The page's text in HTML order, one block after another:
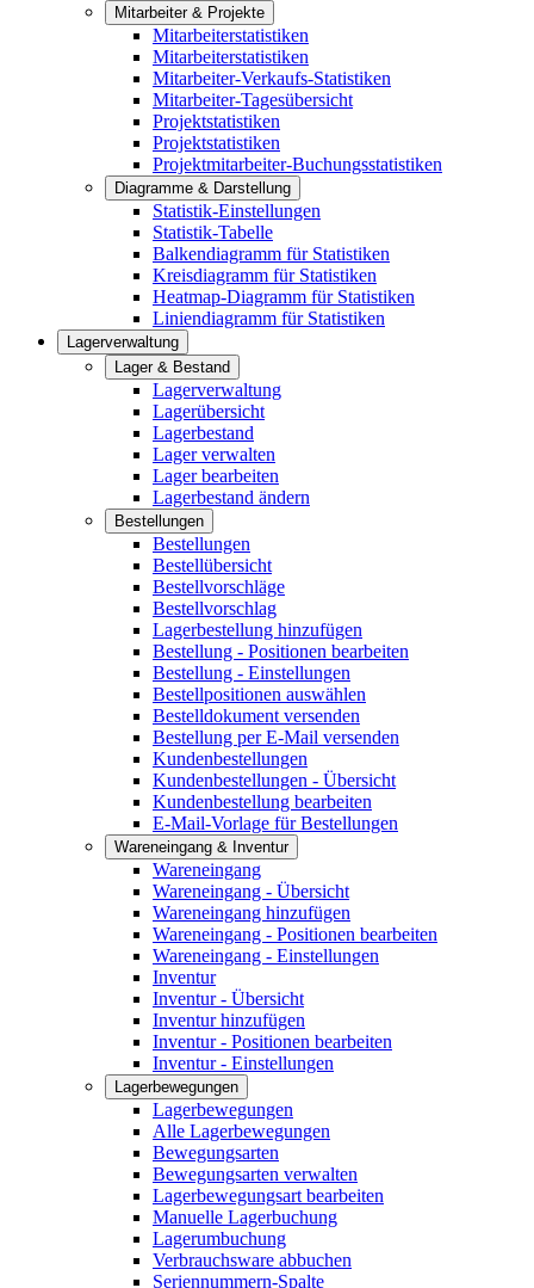
Mitarbeiter & Projekte
Mitarbeiterstatistiken
Mitarbeiterstatistiken
Mitarbeiter-Verkaufs-Statistiken
Mitarbeiter-Tagesübersicht
Projektstatistiken
Projektstatistiken
Projektmitarbeiter-Buchungsstatistiken
Diagramme & Darstellung
Statistik-Einstellungen
Statistik-Tabelle
Balkendiagramm für Statistiken
Kreisdiagramm für Statistiken
Heatmap-Diagramm für Statistiken
Liniendiagramm für Statistiken
Lagerverwaltung
Lager & Bestand
Lagerverwaltung
Lagerübersicht
Lagerbestand
Lager verwalten
Lager bearbeiten
Lagerbestand ändern
Bestellungen
Bestellungen
Bestellübersicht
Bestellvorschläge
Bestellvorschlag
Lagerbestellung hinzufügen
Bestellung - Positionen bearbeiten
Bestellung - Einstellungen
Bestellpositionen auswählen
Bestelldokument versenden
Bestellung per E-Mail versenden
Kundenbestellungen
Kundenbestellungen - Übersicht
Kundenbestellung bearbeiten
E-Mail-Vorlage für Bestellungen
Wareneingang & Inventur
Wareneingang
Wareneingang - Übersicht
Wareneingang hinzufügen
Wareneingang - Positionen bearbeiten
Wareneingang - Einstellungen
Inventur
Inventur - Übersicht
Inventur hinzufügen
Inventur - Positionen bearbeiten
Inventur - Einstellungen
Lagerbewegungen
Lagerbewegungen
Alle Lagerbewegungen
Bewegungsarten
Bewegungsarten verwalten
Lagerbewegungsart bearbeiten
Manuelle Lagerbuchung
Lagerumbuchung
Verbrauchsware abbuchen
Seriennummern-Spalte